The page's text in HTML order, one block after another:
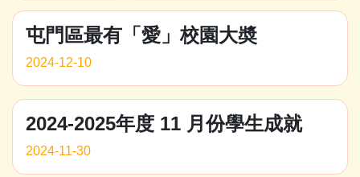
屯門區最有「愛」校園大奬
2024-12-10
2024-2025年度 11 月份學生成就
2024-11-30